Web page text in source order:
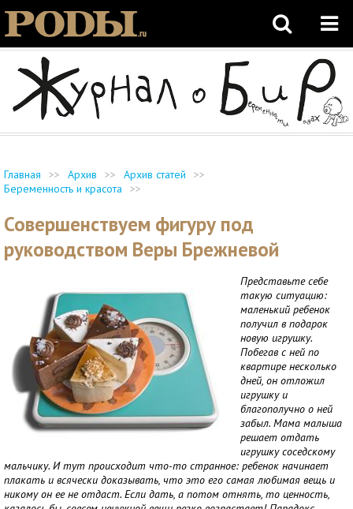
Главная >> Архив >> Архив статей
>>
Беременность и красота
>>
Совершенствуем фигуру под
руководством Веры Брежневой
Представьте себе
такую ситуацию:
маленький ребенок
получил в подарок
новую игрушку.
Побегав с ней по
квартире несколько
дней, он отложил
игрушку и
благополучно о ней
забыл. Мама малыша
решает отдать
игрушку соседскому
мальчику. И тут происходит что-то странное: ребенок начинает
плакать и всячески доказывать, что это его самая любимая вещь и
никому он ее не отдаст. Если дать, а потом отнять, то ценность,